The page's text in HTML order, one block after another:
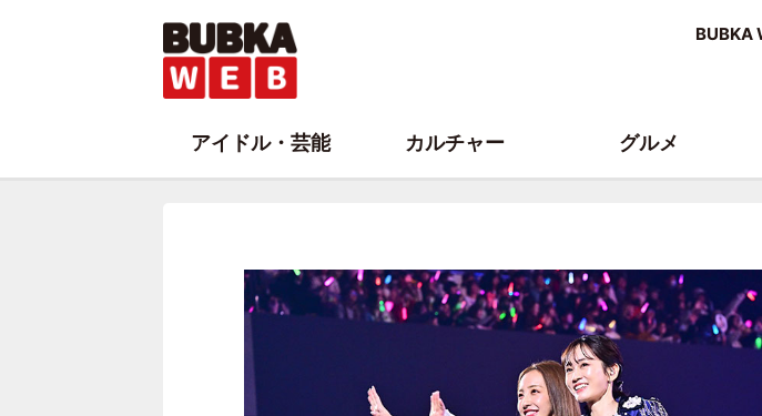
BUBKA
アイドル・芸能 カルチャー グルメ